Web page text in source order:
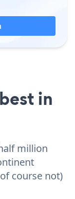
in
million
course not)